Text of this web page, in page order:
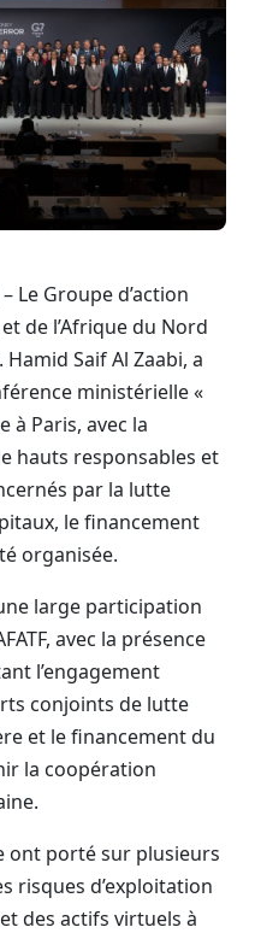
Le Groupe d’action
de l’Afrique du Nord
Hamid Saif Al Zaabi, a
ministérielle «
à Paris, avec la
hauts responsables et
par la lutte
le financement
organisée.
large participation
avec la présence
l’engagement
conjoints de lutte
et le financement du
la coopération
ont porté sur plusieurs
risques d’exploitation
des actifs virtuels à